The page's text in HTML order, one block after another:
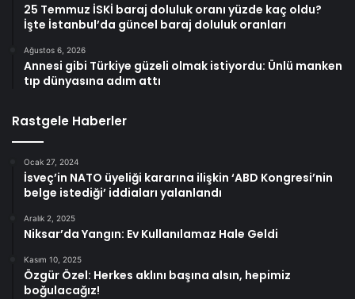
25 Temmuz İSKİ baraj doluluk oranı yüzde kaç oldu?
İşte İstanbul’da güncel baraj doluluk oranları
Ağustos 6, 2026
Annesi gibi Türkiye güzeli olmak istiyordu: Ünlü manken
tıp dünyasına adım attı
Rastgele Haberler
Ocak 27, 2024
İsveç’in NATO üyeliği kararına ilişkin ‘ABD Kongresi’nin
belge istediği’ iddiaları yalanlandı
Aralık 2, 2025
Niksar’da Yangın: Ev Kullanılamaz Hale Geldi
Kasım 10, 2025
Özgür Özel: Herkes aklını başına alsın, hepimiz
boğulacağız!